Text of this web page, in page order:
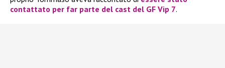
contattato per far parte del cast del GF Vip 7.